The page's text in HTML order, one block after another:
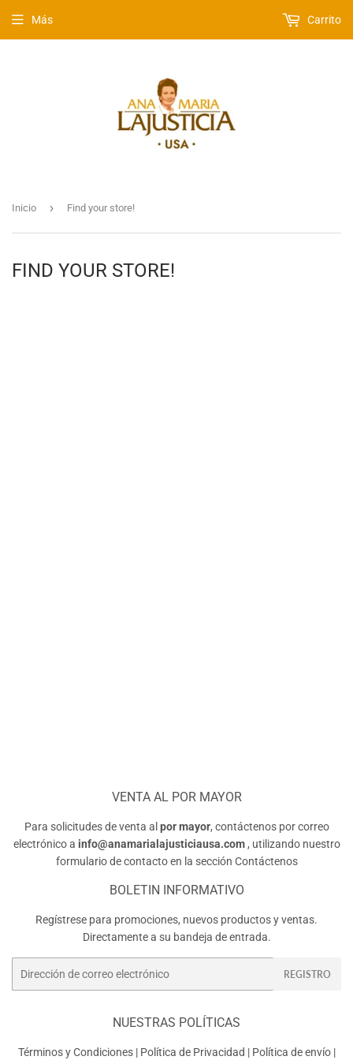
Más Carrito
Inicio › Find your store!
FIND YOUR STORE!
VENTA AL POR MAYOR
Para solicitudes de venta al por mayor, contáctenos por correo
electrónico a info@anamarialajusticiausa.com, utilizando nuestro
formulario de contacto en la sección Contáctenos
BOLETIN INFORMATIVO
Regístrese para promociones, nuevos productos y ventas.
Directamente a su bandeja de entrada.
REGISTRO
NUESTRAS POLÍTICAS
Términos y Condiciones| Política de Privacidad | Política de envío|